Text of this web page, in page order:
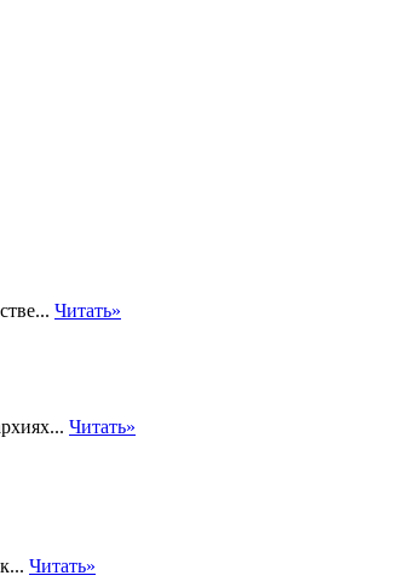
Читать»
Читать»
Читать»